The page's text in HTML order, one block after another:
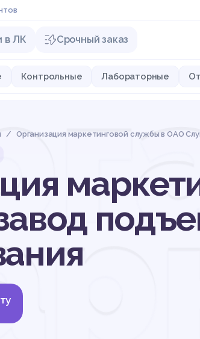
в ЛК Срочный заказ
Контрольные Лабораторные
Организация маркетинговой службы в ОАО